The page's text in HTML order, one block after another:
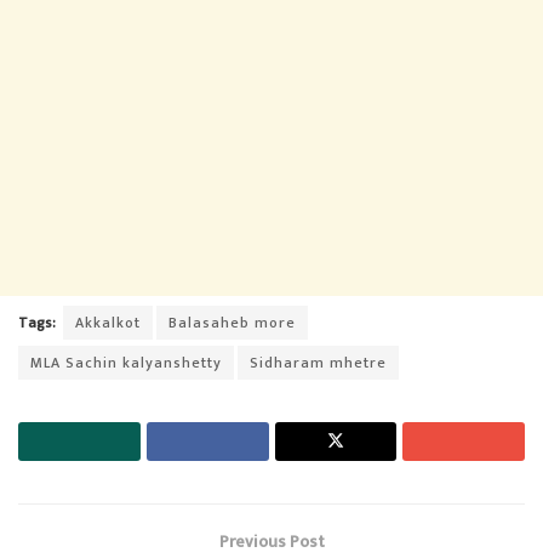
Tags: Akkalkot
Balasaheb more
MLA Sachin kalyanshetty
Sidharam mhetre
Previous Post